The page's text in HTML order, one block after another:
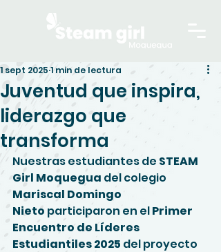
Juventud que inspira,
liderazgo que
transforma
1 sept 2025 1 min de lectura
Nuestras estudiantes de STEAM
Girl Moquegua del colegio
Mariscal Domingo
Nieto participaron en el Primer
Encuentro de Líderes
Estudiantiles 2025 del proyecto